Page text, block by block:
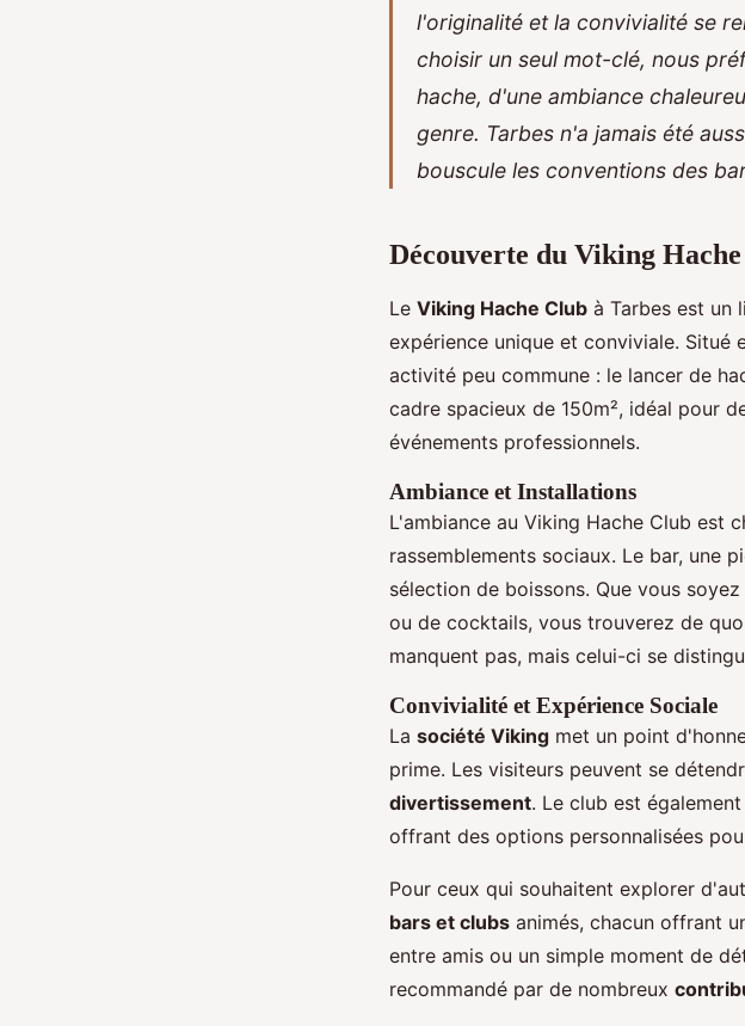
l'originalité et la convivialité se
choisir un seul mot-clé, nous
hache, d'une ambiance
genre. Tarbes n'a jamais été
bouscule les conventions des
Découverte du Viking
Le Viking Hache Club à Tarbes est un
expérience unique et conviviale. Situé
activité peu commune : le lancer de
cadre spacieux de 150m², idéal pour
événements professionnels.
Ambiance et Installations
L'ambiance au Viking Hache Club est
rassemblements sociaux. Le bar, une
sélection de boissons. Que vous
ou de cocktails, vous trouverez de
manquent pas, mais celui-ci se
Convivialité et Expérience Sociale
La société Viking met un point
prime. Les visiteurs peuvent se
divertissement. Le club est
offrant des options personnalisées
Pour ceux qui souhaitent explorer
bars et clubs animés, chacun offrant
entre amis ou un simple moment de
recommandé par de nombreux